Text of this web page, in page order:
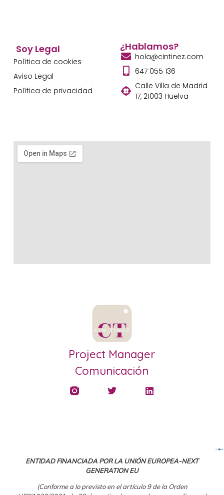
Project Manager
Comunicación
Soy Legal
Política de cookies
Aviso Legal
Política de privacidad
¿Hablamos?
hola@cintinez.com
647 055 136
Calle Villa de Madrid
17, 21003 Huelva
ENTIDAD FINANCIADA POR LA UNIÓN EUROPEA-NEXT
GENERATION EU
(Conforme a lo previsto en el artículo 9 de la Orden